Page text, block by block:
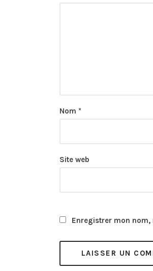
Nom *
Site web
Enregistrer mon